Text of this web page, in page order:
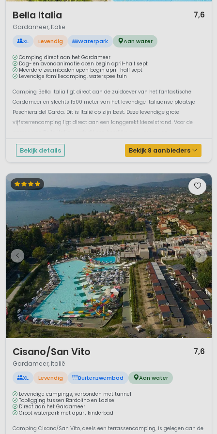
Bella Italia 7,6
Gardameer, Italië
XL Levendig Waterpark Aan water
Camping direct aan het Gardameer
Dag- en avondanimatie open begin april-half sept
Meerdere zwembaden open begin april-half sept
Levendige familiecamping, waterspeeltuin
Camping Bella Italia ligt direct aan de zuidoever van het fantastische
Gardameer en slechts 1500 meter van het levendige Italiaanse plaatsje
Peschiera del Garda. Dit is Italië op zijn best. Deze levendige grote
vijfsterrencamping ligt direct aan een langgerekt kiezelstrand. Voor de
Bekijk details Bekijk 8 aanbieders
Cisano/San Vito 7,6
Gardameer, Italië
XL Levendig Buitenzwembad Aan water
Levendige campings, verbonden met tunnel
Topligging tussen Bardolino en Lazise
Direct aan het Gardameer
Groot waterpark met apart kinderbad
Camping Cisano/San Vito, deels een terrassencamping, is gelegen aan de